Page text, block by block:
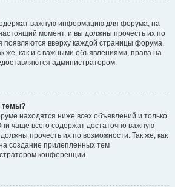
важную информацию для форума, на
момент, и вы должны прочесть их по
появляются вверху каждой страницы форума,
же, как и с важными объявлениями, права на
администратором.
темы?
находятся ниже всех объявлений и только
чаще всего содержат достаточно важную
прочесть их по возможности. Так же, как
создание прилепленных тем
конференции.